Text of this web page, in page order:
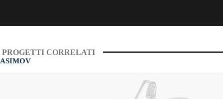
PROGETTI CORRELATI
ASIMOV